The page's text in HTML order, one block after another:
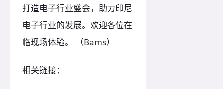
打造电子行业盛会，助力印尼
电子行业的发展。欢迎各位在
临现场体验。 （Bams）
相关链接：